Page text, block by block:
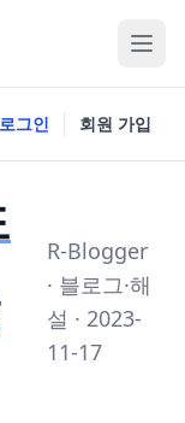
로그인 회원 가입
R-Blogger
· 블로그·해
설 · 2023-
11-17